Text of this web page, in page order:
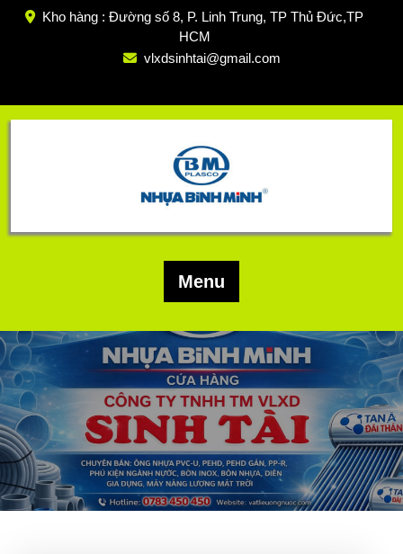
Skip
Kho hàng : Đường số 8, P. Linh Trung, TP Thủ Đức,TP
HCM
vlxdsinhtai@gmail.com
Menu